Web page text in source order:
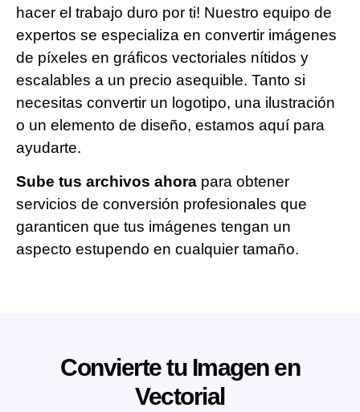
hacer el trabajo duro por ti! Nuestro equipo de
expertos se especializa en convertir imágenes
de píxeles en gráficos vectoriales nítidos y
escalables a un precio asequible. Tanto si
necesitas convertir un logotipo, una ilustración
o un elemento de diseño, estamos aquí para
ayudarte.
Sube tus archivos ahora para obtener
servicios de conversión profesionales que
garanticen que tus imágenes tengan un
aspecto estupendo en cualquier tamaño.
Convierte tu Imagen en
Vectorial